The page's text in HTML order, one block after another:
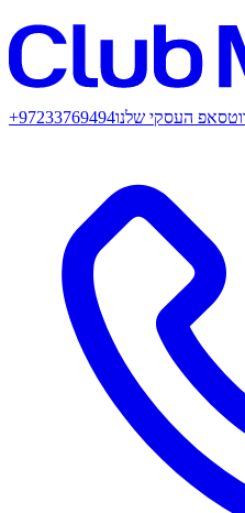
+97233769494העסקי שלנו